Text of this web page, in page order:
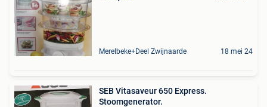
Merelbeke+Deel Zwijnaarde 18 mei 24
SEB Vitasaveur 650 Express.
Stoomgenerator.